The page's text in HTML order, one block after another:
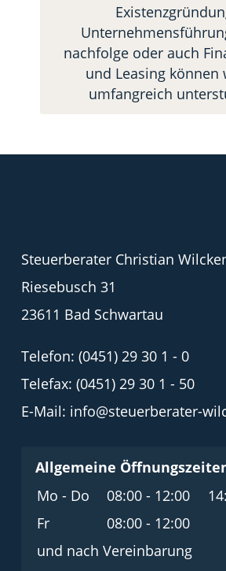
Steuerberater Christian
Riesebusch 31
23611 Bad Schwartau
Telefon: (0451) 29 30 1 - 0
Telefax: (0451) 29 30 1 - 50
E-Mail: info@steuerberater-
Allgemeine
Mo - Do
08:00 - 12:00
Fr
08:00 - 12:00
und nach Vereinbarung